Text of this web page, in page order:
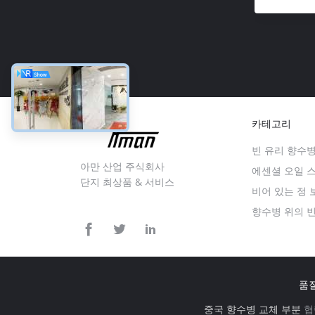
아만 산업 주식회사
단지 최상품 & 서비스
카테고리
향수병 위의
빈 유리 향수
에센셜 오일
비어 있는 정
품
중국 향수병 교체 부분